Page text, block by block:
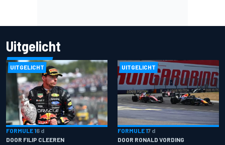
Uitgelicht
UITGELICHT
FORMULE 16 d
DOOR FILIP CLEEREN
UITGELICHT
FORMULE 17 d
DOOR RONALD VORDING